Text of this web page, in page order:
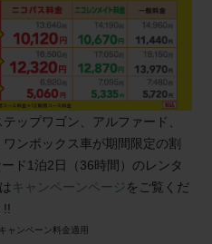
ップワゴン、アルファード、
ンボックス車が期間限定の割
ド1泊2日（36時間）のレンタ
キャンペーンページをご覧くだ
!!
ャンペーン料金適用